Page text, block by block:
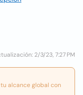
2/3/23, 7:27 PM
alcance global con